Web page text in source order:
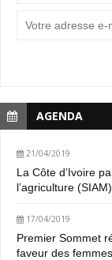
AGENDA
21/04/2019
La Côte d’Ivoire
l’agriculture
17/04/2019
Premier Sommet
faveur des